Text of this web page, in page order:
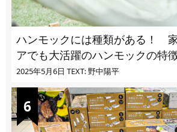
ハンモックには種類がある！
アでも大活躍のハンモックの特
ツとは
2025年5月6日 TEXT: 野中陽平